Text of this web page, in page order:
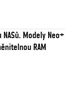
Modely Neo+
RAM